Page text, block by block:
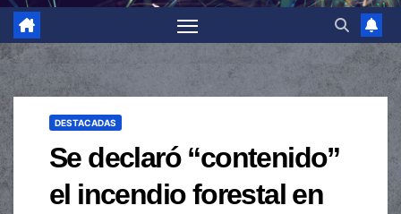
DESTACADAS
Se declaró “contenido”
el incendio forestal en